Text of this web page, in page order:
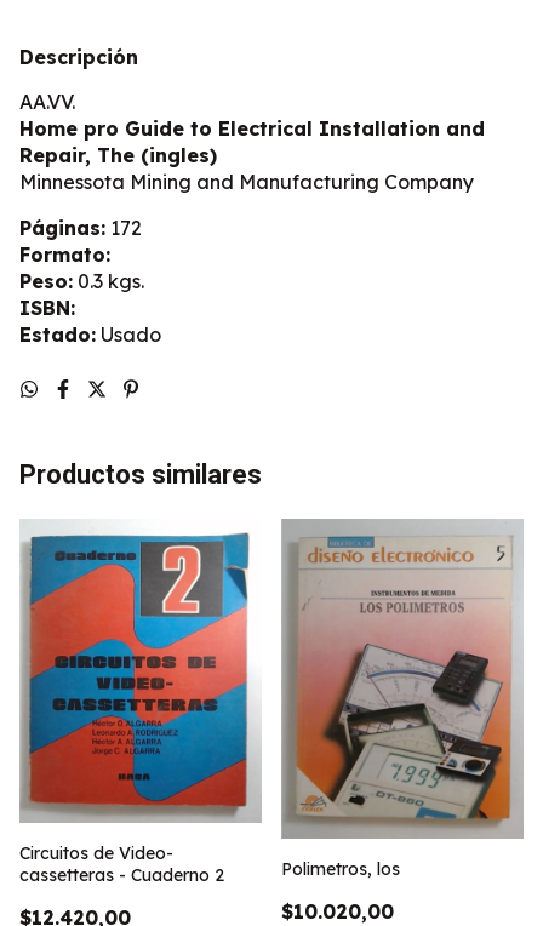
Descripción
AA.VV.
Home pro Guide to Electrical Installation and
Repair, The (ingles)
Minnessota Mining and Manufacturing Company
Páginas: 172
Formato:
Peso: 0.3 kgs.
ISBN:
Estado: Usado
Productos similares
Circuitos de Video-
cassetteras - Cuaderno 2
$12.420,00
Polimetros, los
$10.020,00